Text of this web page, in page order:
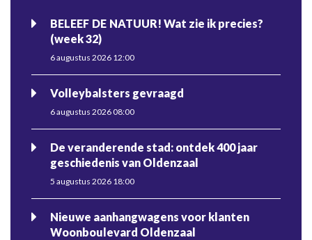
BELEEF DE NATUUR! Wat zie ik precies?
(week 32)
6 augustus 2026 12:00
Volleybalsters gevraagd
6 augustus 2026 08:00
De veranderende stad: ontdek 400 jaar
geschiedenis van Oldenzaal
5 augustus 2026 18:00
Nieuwe aanhangwagens voor klanten
Woonboulevard Oldenzaal